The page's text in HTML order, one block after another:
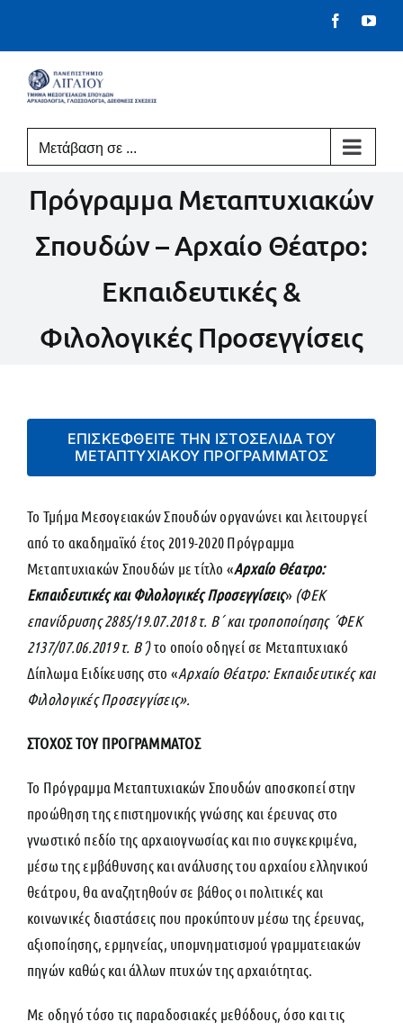
Facebook
Μετάβαση σε ...
Πρόγραμμα Μεταπτυχιακών
Σπουδών – Αρχαίο Θέατρο:
Εκπαιδευτικές &
Φιλολογικές Προσεγγίσεις
ΕΠΙΣΚΕΦΘΕΊΤΕ ΤΗΝ ΙΣΤΟΣΕΛΊΔΑ ΤΟΥ
ΜΕΤΑΠΤΥΧΙΑΚΟΎ ΠΡΟΓΡΆΜΜΑΤΟΣ
Το Τμήμα Μεσογειακών Σπουδών οργανώνει και λειτουργεί
από το ακαδημαϊκό έτος 2019-2020 Πρόγραμμα
Μεταπτυχιακών Σπουδών με τίτλο «Αρχαίο Θέατρο:
Εκπαιδευτικές και Φιλολογικές Προσεγγίσεις» (ΦΕΚ
επανίδρυσης 2885/19.07.2018 τ. Β΄ και τροποποίησης ΄ΦΕΚ
2137/07.06.2019 τ. Β΄)το οποίο οδηγεί σε Μεταπτυχιακό
Δίπλωμα Ειδίκευσης στο «Αρχαίο Θέατρο: Εκπαιδευτικές και
Φιλολογικές Προσεγγίσεις».
ΣΤΟΧΟΣ ΤΟΥ ΠΡΟΓΡΑΜΜΑΤΟΣ
Το Πρόγραμμα Μεταπτυχιακών Σπουδών αποσκοπεί στην
προώθηση της επιστημονικής γνώσης και έρευνας στο
γνωστικό πεδίο της αρχαιογνωσίας και πιο συγκεκριμένα,
μέσω της εμβάθυνσης και ανάλυσης του αρχαίου ελληνικού
θεάτρου, θα αναζητηθούν σε βάθος οι πολιτικές και
κοινωνικές διαστάσεις που προκύπτουν μέσω της έρευνας,
αξιοποίησης, ερμηνείας, υπομνηματισμού γραμματειακών
πηγών καθώς και άλλων πτυχών της αρχαιότητας.
Με οδηγό τόσο τις παραδοσιακές μεθόδους, όσο και τις